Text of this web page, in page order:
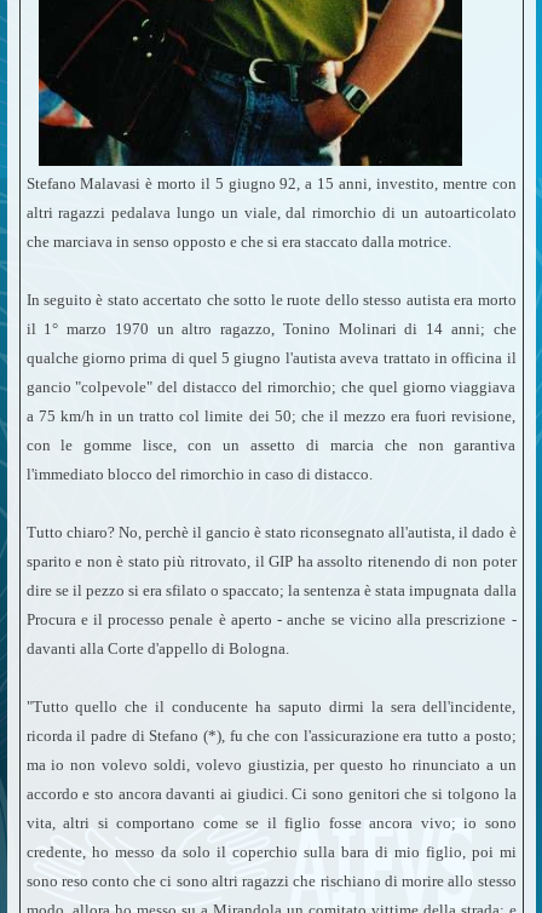
Stefano Malavasi è morto il 5 giugno 92, a 15 anni, investito, mentre con
altri ragazzi pedalava lungo un viale, dal rimorchio di un autoarticolato
che marciava in senso opposto e che si era staccato dalla motrice.
In seguito è stato accertato che sotto le ruote dello stesso autista era morto
il 1° marzo 1970 un altro ragazzo, Tonino Molinari di 14 anni; che
qualche giorno prima di quel 5 giugno l'autista aveva trattato in officina il
gancio "colpevole" del distacco del rimorchio; che quel giorno viaggiava
a 75 km/h in un tratto col limite dei 50; che il mezzo era fuori revisione,
con le gomme lisce, con un assetto di marcia che non garantiva
l'immediato blocco del rimorchio in caso di distacco.
Tutto chiaro? No, perchè il gancio è stato riconsegnato all'autista, il dado è
sparito e non è stato più ritrovato, il GIP ha assolto ritenendo di non poter
dire se il pezzo si era sfilato o spaccato; la sentenza è stata impugnata dalla
Procura e il processo penale è aperto - anche se vicino alla prescrizione -
davanti alla Corte d'appello di Bologna.
"Tutto quello che il conducente ha saputo dirmi la sera dell'incidente,
ricorda il padre di Stefano (*), fu che con l'assicurazione era tutto a posto;
ma io non volevo soldi, volevo giustizia, per questo ho rinunciato a un
accordo e sto ancora davanti ai giudici. Ci sono genitori che si tolgono la
vita, altri si comportano come se il figlio fosse ancora vivo; io sono
credente, ho messo da solo il coperchio sulla bara di mio figlio, poi mi
sono reso conto che ci sono altri ragazzi che rischiano di morire allo stesso